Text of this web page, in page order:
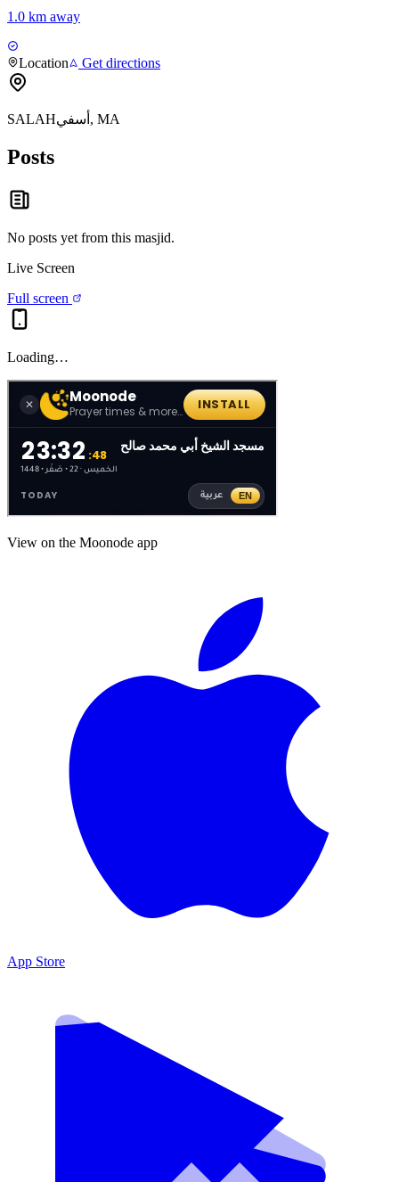
1.0 km away
Location Get directions
SALAHأسفي, MA
Posts
No posts yet from this masjid.
Live Screen
Full screen
Loading…
View on the Moonode app
App Store